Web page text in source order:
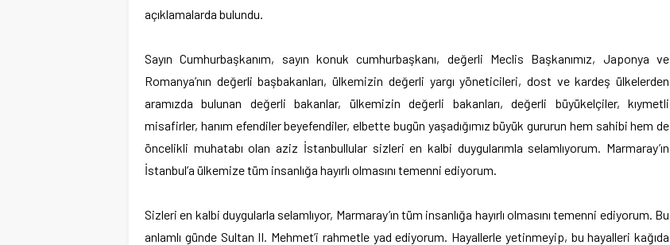
açıklamalarda bulundu.
Sayın Cumhurbaşkanım, sayın konuk cumhurbaşkanı, değerli Meclis Başkanımız, Japonya ve
Romanya’nın değerli başbakanları, ülkemizin değerli yargı yöneticileri, dost ve kardeş ülkelerden
aramızda bulunan değerli bakanlar, ülkemizin değerli bakanları, değerli büyükelçiler, kıymetli
misafirler, hanım efendiler beyefendiler, elbette bugün yaşadığımız büyük gururun hem sahibi hem de
öncelikli muhatabı olan aziz İstanbullular sizleri en kalbi duygularımla selamlıyorum. Marmaray’ın
İstanbul’a ülkemize tüm insanlığa hayırlı olmasını temenni ediyorum.
Sizleri en kalbi duygularla selamlıyor, Marmaray’ın tüm insanlığa hayırlı olmasını temenni ediyorum. Bu
anlamlı günde Sultan II. Mehmet’i rahmetle yad ediyorum. Hayallerle yetinmeyip, bu hayalleri kağıda